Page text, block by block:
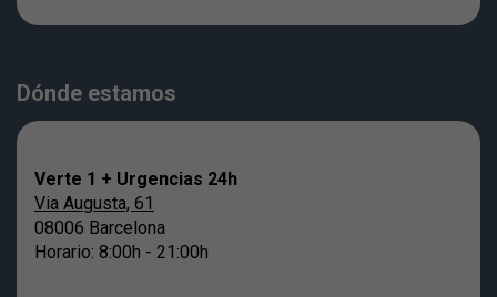
Dónde estamos
Verte 1 + Urgencias 24h
Via Augusta, 61
08006 Barcelona
Horario: 8:00h - 21:00h